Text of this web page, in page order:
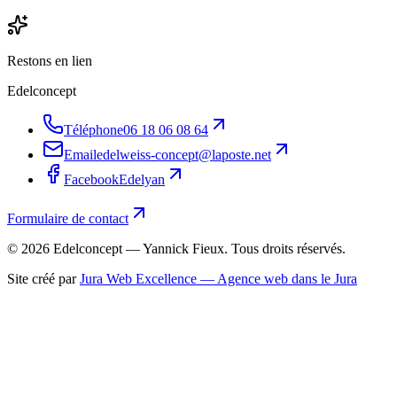
Restons en lien
Edelconcept
Téléphone06 18 06 08 64
Emailedelweiss-concept@laposte.net
FacebookEdelyan
Formulaire de contact
© 2026 Edelconcept — Yannick Fieux. Tous droits réservés.
Site créé par Jura Web Excellence — Agence web dans le Jura